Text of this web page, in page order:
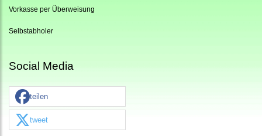
Vorkasse per Überweisung
Selbstabholer
Social Media
teilen
tweet